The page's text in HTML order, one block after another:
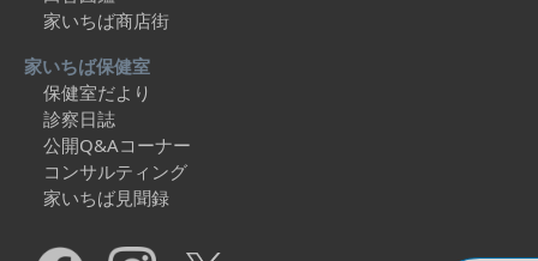
家いちば商店街
家いちば保健室
保健室だより
診察日誌
公開Q&Aコーナー
コンサルティング
家いちば見聞録